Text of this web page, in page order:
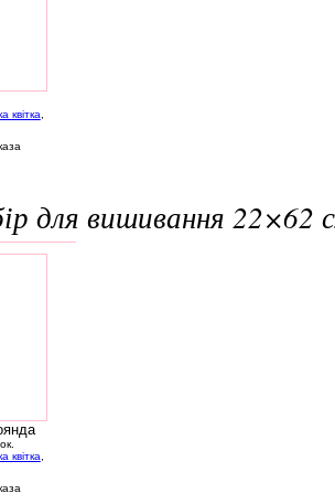
квітка
для вишивання
квітка